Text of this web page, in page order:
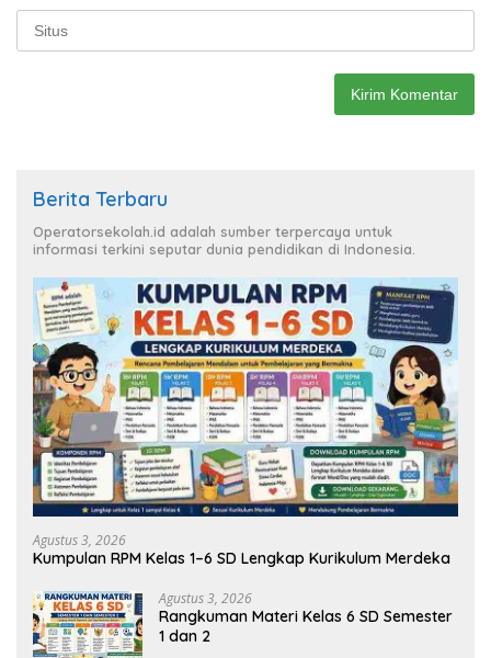
Berita Terbaru
Operatorsekolah.id adalah sumber terpercaya untuk
informasi terkini seputar dunia pendidikan di Indonesia.
Agustus 3, 2026
Kumpulan RPM Kelas 1–6 SD Lengkap Kurikulum Merdeka
Agustus 3, 2026
Rangkuman Materi Kelas 6 SD Semester
1 dan 2